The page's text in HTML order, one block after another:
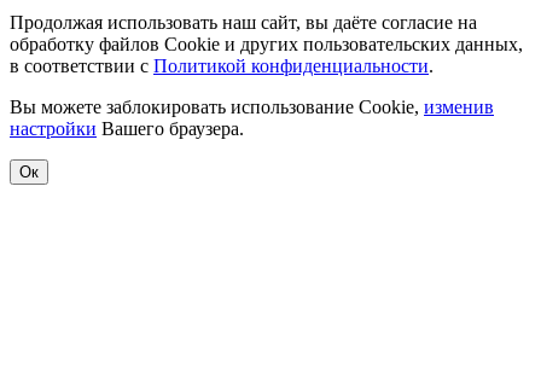
Продолжая использовать наш сайт, вы даёте согласие на
обработку файлов Cookie и других пользовательских данных,
в соответствии с Политикой конфиденциальности.
Вы можете заблокировать использование Cookie, изменив
настройки Вашего браузера.
Ок